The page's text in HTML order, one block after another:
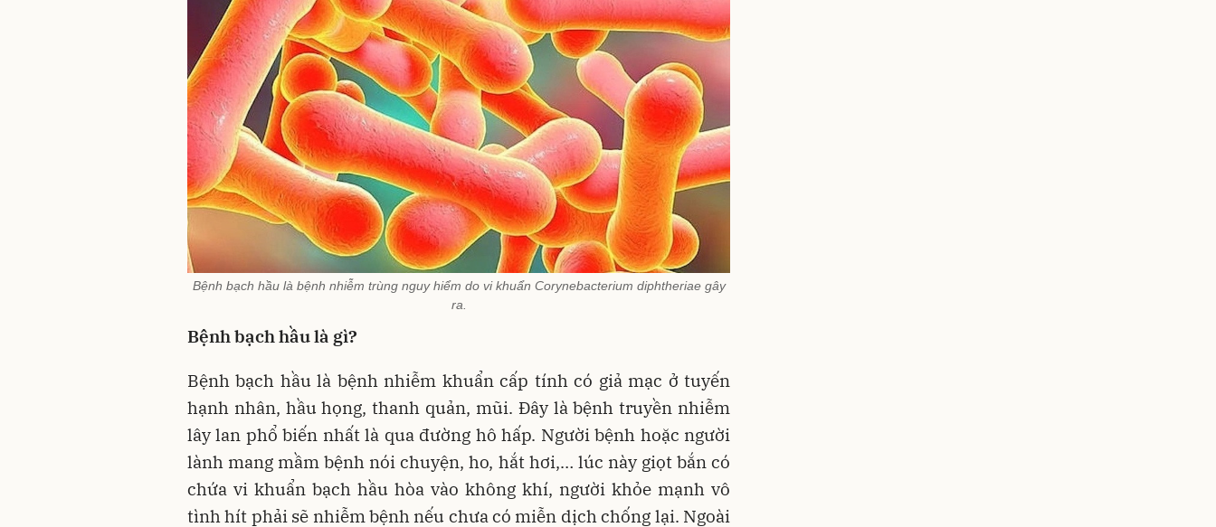
Bệnh bạch hầu là bệnh nhiễm trùng nguy hiểm do vi khuẩn Corynebacterium diphtheriae gây
ra.
Bệnh bạch hầu là gì?
Bệnh bạch hầu là bệnh nhiễm khuẩn cấp tính có giả mạc ở tuyến
hạnh nhân, hầu họng, thanh quản, mũi. Đây là bệnh truyền nhiễm
lây lan phổ biến nhất là qua đường hô hấp. Người bệnh hoặc người
lành mang mầm bệnh nói chuyện, ho, hắt hơi,… lúc này giọt bắn có
chứa vi khuẩn bạch hầu hòa vào không khí, người khỏe mạnh vô
tình hít phải sẽ nhiễm bệnh nếu chưa có miễn dịch chống lại. Ngoài